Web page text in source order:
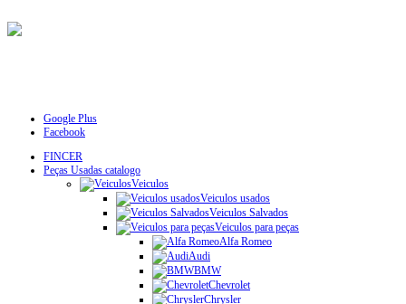
Google Plus
Facebook
FINCER
Peças Usadas catalogo
Veiculos
Veiculos usados
Veiculos Salvados
Veiculos para peças
Alfa Romeo
Audi
BMW
Chevrolet
Chrysler